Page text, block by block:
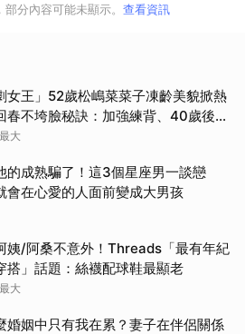
分內容可能未顯示。 查看資訊
女王」52歲松嶋菜菜子凍齡美貌掀熱
春不垮臉秘訣：加強練背、40歲後飲
！
大
的成熟騙了！這3個星座男一談戀
會在心愛的人面前變成大男孩
姨/阿桑不意外！Threads「最有年紀
搭」話題：絲襪配球鞋最顯老
大
婚姻中只有我在累？妻子在伴侶關係